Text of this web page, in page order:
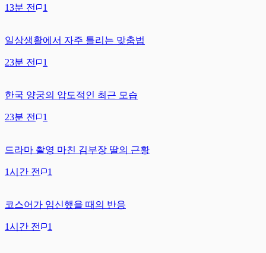
13분 전 1
일상생활에서 자주 틀리는 맞춤법
23분 전 1
한국 양궁의 압도적인 최근 모습
23분 전 1
드라마 촬영 마친 김부장 딸의 근황
1시간 전 1
코스어가 임신했을 때의 반응
1시간 전 1